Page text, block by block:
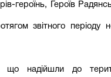
героїнь, Героїв
звітного
надійшли до